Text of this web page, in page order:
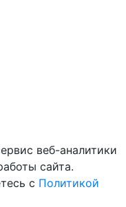
веб-аналитики
сайта.
с Политикой